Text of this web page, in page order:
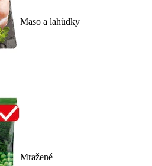
Maso a lahůdky
Mražené